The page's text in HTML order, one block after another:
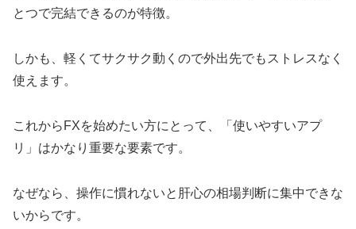
とつで完結できるのが特徴。
しかも、軽くてサクサク動くので外出先でもストレスなく
使えます。
これからFXを始めたい方にとって、「使いやすいアプ
リ」はかなり重要な要素です。
なぜなら、操作に慣れないと肝心の相場判断に集中できな
いからです。